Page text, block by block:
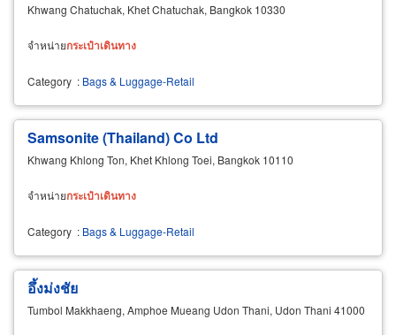
Khwang Chatuchak, Khet Chatuchak, Bangkok 10330
จำหน่ายกระเป๋าเดินทาง
Category : Bags & Luggage-Retail
Samsonite (Thailand) Co Ltd
Khwang Khlong Ton, Khet Khlong Toei, Bangkok 10110
จำหน่ายกระเป๋าเดินทาง
Category : Bags & Luggage-Retail
อึ้งม่งชัย
Tumbol Makkhaeng, Amphoe Mueang Udon Thani, Udon Thani 41000